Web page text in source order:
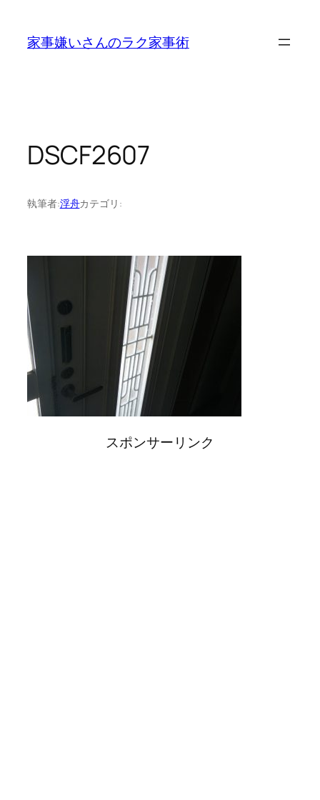
家事嫌いさんのラク家事術
DSCF2607
執筆者:浮舟カテゴリ:
スポンサーリンク